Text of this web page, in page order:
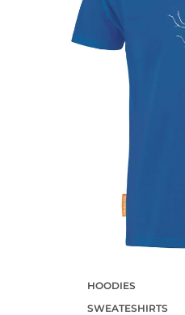
HOODIES
SWEATESHIRTS